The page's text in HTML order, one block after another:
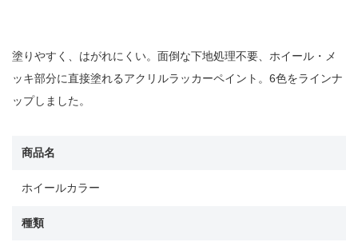
塗りやすく、はがれにくい。面倒な下地処理不要、ホイール・メ
ッキ部分に直接塗れるアクリルラッカーペイント。6色をラインナ
ップしました。
商品名
ホイールカラー
種類